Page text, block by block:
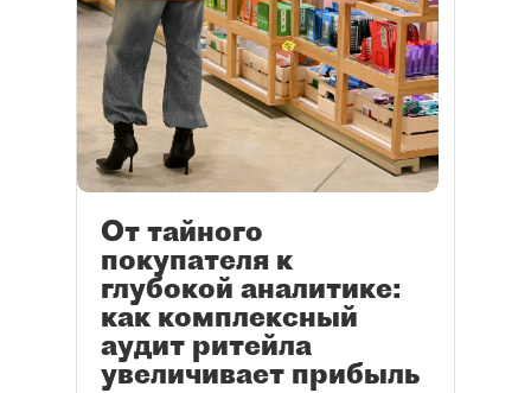
От тайного
покупателя к
глубокой аналитике:
как комплексный
аудит ритейла
увеличивает прибыль